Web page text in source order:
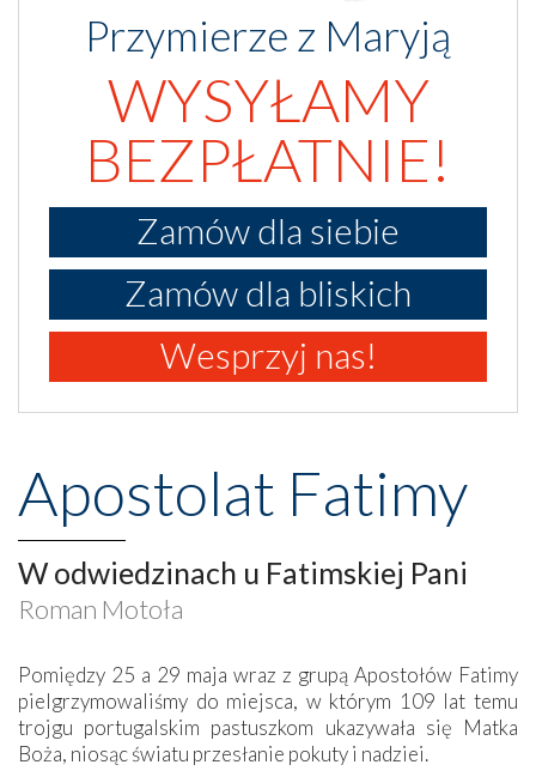
Przymierze z Maryją
WYSYŁAMY
BEZPŁATNIE!
Zamów dla siebie
Zamów dla bliskich
Wesprzyj nas!
Apostolat Fatimy
W odwiedzinach u Fatimskiej Pani
Roman Motoła
Pomiędzy 25 a 29 maja wraz z grupą Apostołów Fatimy
pielgrzymowaliśmy do miejsca, w którym 109 lat temu
trojgu portugalskim pastuszkom ukazywała się Matka
Boża, niosąc światu przesłanie pokuty i nadziei.